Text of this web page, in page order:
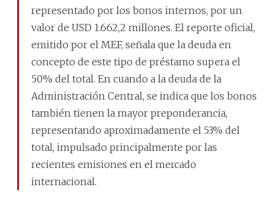
representado por los bonos internos, por un
valor de USD 1.662,2 millones. El reporte oficial,
emitido por el MEF, señala que la deuda en
concepto de este tipo de préstamo supera el
50% del total. En cuando a la deuda de la
Administración Central, se indica que los bonos
también tienen la mayor preponderancia,
representando aproximadamente el 53% del
total, impulsado principalmente por las
recientes emisiones en el mercado
internacional.